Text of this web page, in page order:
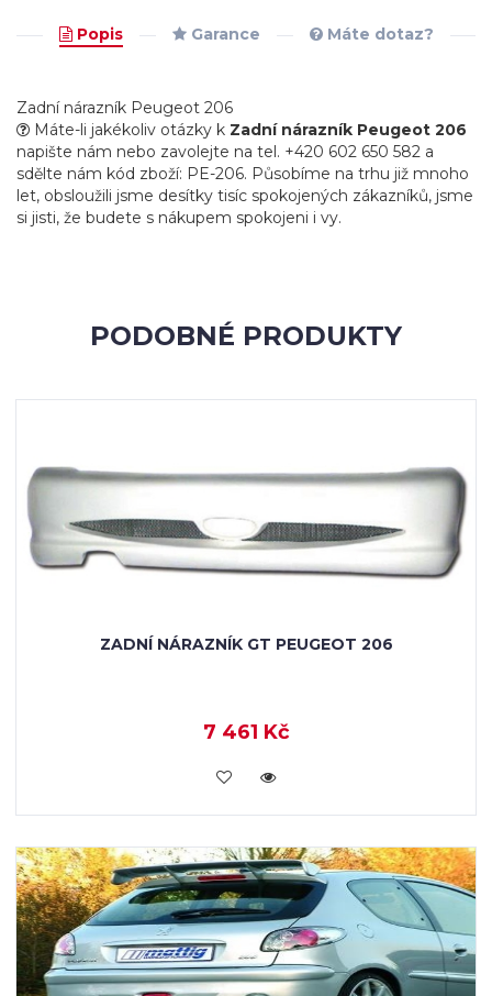
Popis Garance Máte dotaz?
Zadní nárazník Peugeot 206
Máte-li jakékoliv otázky k Zadní nárazník Peugeot 206
napište nám nebo zavolejte na tel. +420 602 650 582 a
sdělte nám kód zboží: PE-206. Působíme na trhu již mnoho
let, obsloužili jsme desítky tisíc spokojených zákazníků, jsme
si jisti, že budete s nákupem spokojeni i vy.
PODOBNÉ PRODUKTY
ZADNÍ NÁRAZNÍK GT PEUGEOT 206
7 461 Kč
KOUPIT